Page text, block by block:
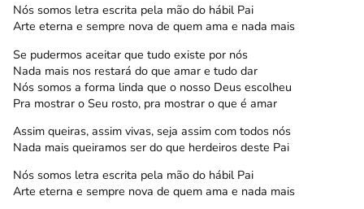
Nós somos letra escrita pela mão do hábil Pai
Arte eterna e sempre nova de quem ama e nada mais
Se pudermos aceitar que tudo existe por nós
Nada mais nos restará do que amar e tudo dar
Nós somos a forma linda que o nosso Deus escolheu
Pra mostrar o Seu rosto, pra mostrar o que é amar
Assim queiras, assim vivas, seja assim com todos nós
Nada mais queiramos ser do que herdeiros deste Pai
Nós somos letra escrita pela mão do hábil Pai
Arte eterna e sempre nova de quem ama e nada mais